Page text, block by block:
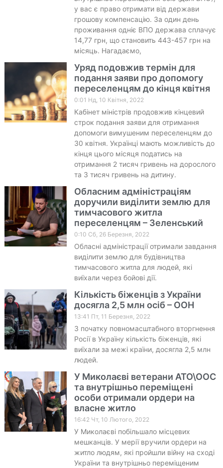
у вас є право отримати від держави
грошову компенсацію. За один день
проживання одніє ВПО держава сплачує
14,77 грн, що становить 443-457 грн на
місяць. Нагадаємо,
Уряд подовжив термін для
подання заяви про допомогу
переселенцям до кінця квітня
0:01 Нд, 10 Квітня, 2022
Кабінет міністрів продовжив кінцевий
строк подання заяви для отримання
допомоги вимушеним переселенцям до
30 квітня. Українці мають можливість до
кінця цього місяця податись на
отримання 2 тисяч гривень на дорослого
та 3 тисяч гривень на дитину.
Обласним адміністраціям
доручили виділити землю для
тимчасового житла
переселенцям – Зеленський
0:10 Сб, 26 Березня, 2022
Обласні адміністрації отримали завдання
виділити землю для будівництва
тимчасового житла для людей, які
виїхали через бойові дії.
Кількість біженців з України
досягла 2,5 млн осіб – ООН
13:41 Пт, 11 Березня, 2022
З початку повномасштабного вторгнення
Росії в Україну кількість біженців, які
виїхали за межі країни, досягла 2,5 млн
людей.
У Миколаєві ветерани АТО\ООС
та внутрішньо переміщені
особи отримали ордери на
власне житло
16:42 Чт, 10 Лютого, 2022
У Миколаєві побільшало місцевих
мешканців. У мерії вручили ордери на
житло людям, які пройшли війну на сході
України та внутрішньо переміщеним